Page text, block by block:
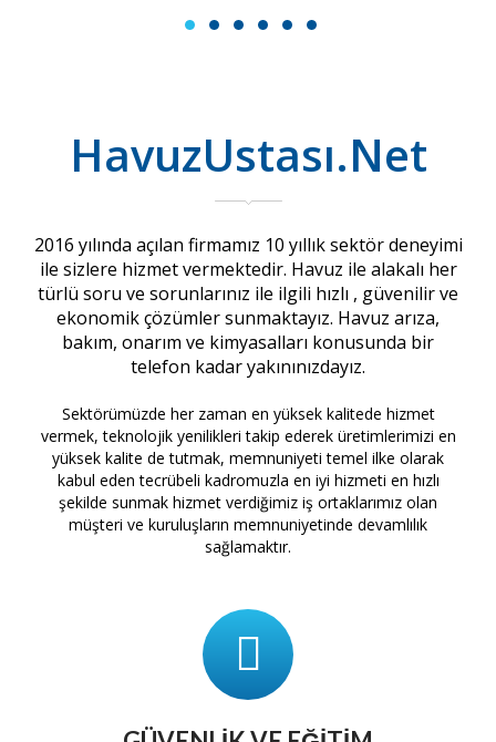
1 2 3 4 5 6
HavuzUstası.Net
2016 yılında açılan firmamız 10 yıllık sektör deneyimi
ile sizlere hizmet vermektedir. Havuz ile alakalı her
türlü soru ve sorunlarınız ile ilgili hızlı , güvenilir ve
ekonomik çözümler sunmaktayız. Havuz arıza,
bakım, onarım ve kimyasalları konusunda bir
telefon kadar yakınınızdayız.
Sektörümüzde her zaman en yüksek kalitede hizmet
vermek, teknolojik yenilikleri takip ederek üretimlerimizi en
yüksek kalite de tutmak, memnuniyeti temel ilke olarak
kabul eden tecrübeli kadromuzla en iyi hizmeti en hızlı
şekilde sunmak hizmet verdiğimiz iş ortaklarımız olan
müşteri ve kuruluşların memnuniyetinde devamlılık
sağlamaktır.